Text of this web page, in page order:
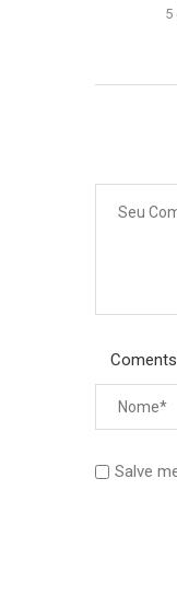
5
Coments
Salve